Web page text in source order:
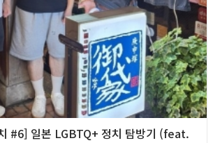
#6] 일본 LGBTQ+ 정치 탐방기 (feat.